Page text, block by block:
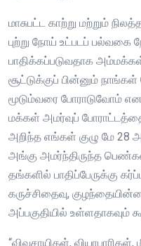
மாசுபட்ட காற்று மற்றும்
புற்று நோய் உட்படப்
பாதிக்கப்படுவதாக
சூட்டுக்குப் பின்னும்
மூடும்வரை போராடுவோம்
மக்கள் அமர்வுப்
அறிந்த எங்கள் குழு மே
அங்கு அமர்ந்திருந்த
தங்களில் பாதிப்பேருக்கு
கருச்சிதைவு,
அப்பகுதியில் உள்ளதாகவும்
“விவசாயிகள்,